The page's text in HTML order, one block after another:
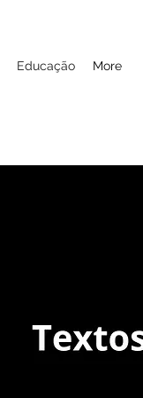
Educação More